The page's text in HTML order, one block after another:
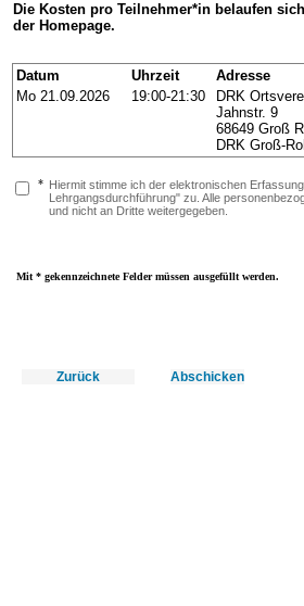
Datum Uhrzeit
Adresse
Mo 21.09.2026
19:00-21:30
DRK
Jahnstr. 9
68649 Groß
DRK Groß-
Zurück Abschicken
Hiermit stimme ich der elektronischen
Lehrgangsdurchführung" zu. Alle
und nicht an Dritte weitergegeben.
*
Mit * gekennzeichnete Felder müssen ausgefüllt werden.
Die Kosten pro Teilnehmer*in belaufen
der Homepage.